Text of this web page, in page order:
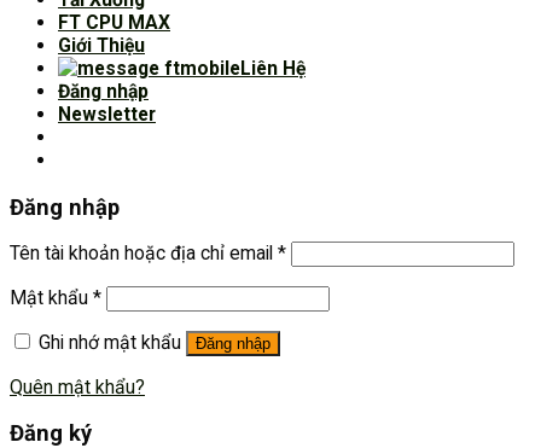
FT CPU MAX
Giới Thiệu
Liên Hệ
Đăng nhập
Newsletter
Đăng nhập
Tên tài khoản hoặc địa chỉ email *
Mật khẩu *
Ghi nhớ mật khẩu
Đăng nhập
Quên mật khẩu?
Đăng ký